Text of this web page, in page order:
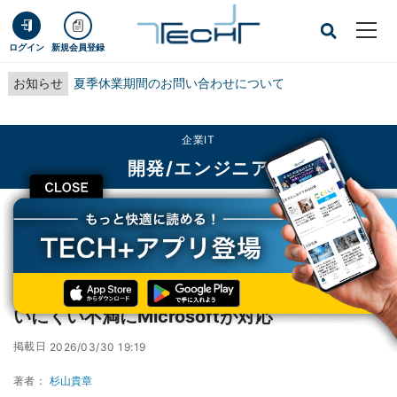
ログイン 新規会員登録
お知らせ 夏季休業期間のお問い合わせについて
CLOSE
企業IT
開発/エンジニア
TECH+ 企業IT
開発/エンジニア
Windowsの検索がようやく改善へ、遅い・使いにくい不満にMicrosoftが対応
Windowsの検索がようやく改善へ、遅い・使
いにくい不満にMicrosoftが対応
掲載日 2026/03/30 19:19
著者： 杉山貴章